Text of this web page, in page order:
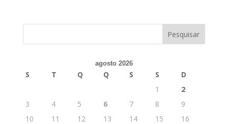
agosto 2026
S T Q Q S S
D
1
2
3
4 5 6 7 8
9
10
11 12 13 14 15
16